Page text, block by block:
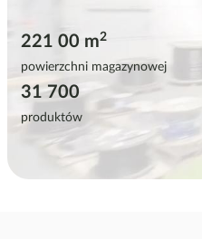
221 00 m2
powierzchni magazynowej
31 700
produktów